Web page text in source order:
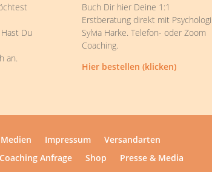
Du
an.
Buch Dir hier Deine 1:1
Erstberatung direkt mit
Sylvia Harke. Telefon- oder Zoom
Coaching.
Hier bestellen (klicken)
Impressum
Versandarten
Coaching Anfrage Shop
Presse & Media